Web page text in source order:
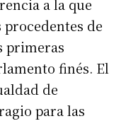
a la que
procedentes de
primeras
finés. El
de
para las